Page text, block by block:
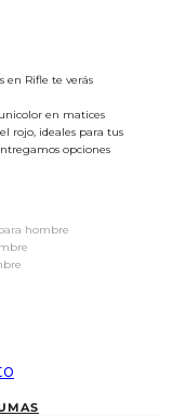
en Rifle te verás
en matices
rojo, ideales para tus
opciones
son un acierto
las
franjas de ribete en
dye y muchos
pintas.
y poliéster, por
es la oportunidad
hombre